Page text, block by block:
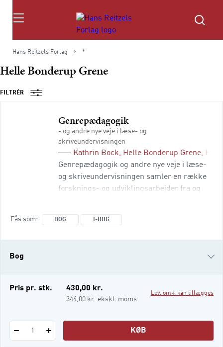
Søg
Hans Reitzels Forlag *
Helle Bonderup Grene
FILTRÉR
Genrepædagogik
- og andre nye veje i læse- og
skriveundervisningen
Kathrin Bock, Helle Bonderup Grene,
Genrepædagogik og andre nye veje i læse-
og skriveundervisningen samler en række
forsknings- og udviklingsarbejder fra og
tilsam
Fås som BOG I-BOG
Bog
i-bog
Pris pr. stk. 430,00 kr.
344,00 kr. ekskl. moms
Lev. omk. kan tillægges
1 KØB